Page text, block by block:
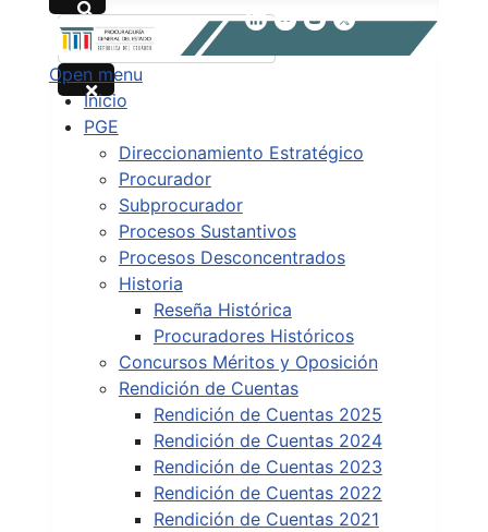
Buscar
Type 2 or more characters for results.
Open menu
Inicio
PGE
Direccionamiento Estratégico
Procurador
Subprocurador
Procesos Sustantivos
Procesos Desconcentrados
Historia
Reseña Histórica
Procuradores Históricos
Concursos Méritos y Oposición
Rendición de Cuentas
Rendición de Cuentas 2025
Rendición de Cuentas 2024
Rendición de Cuentas 2023
Rendición de Cuentas 2022
Rendición de Cuentas 2021